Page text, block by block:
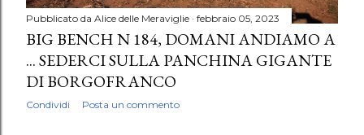
Pubblicato da Alice delle Meraviglie febbraio 05, 2023
BIG BENCH N 184, DOMANI ANDIAMO A
... SEDERCI SULLA PANCHINA GIGANTE
DI BORGOFRANCO
Condividi Posta un commento